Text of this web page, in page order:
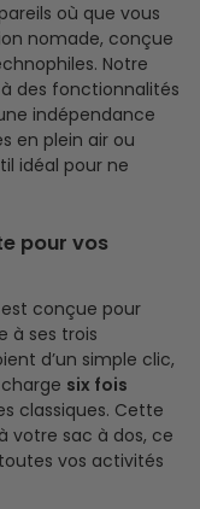
où que vous
nomade, conçue
Notre
des fonctionnalités
indépendance
en plein air ou
idéal pour ne
pour vos
est conçue pour
à ses trois
d’un simple clic,
six fois
classiques. Cette
votre sac à dos, ce
vos activités